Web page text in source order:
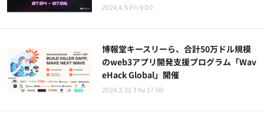
2024.4.5 Fri 9:00
博報堂キースリーら、合計50万ドル規模
のweb3アプリ開発支援プログラム「Wav
eHack Global」開催
2024.3.21 Thu 17:00